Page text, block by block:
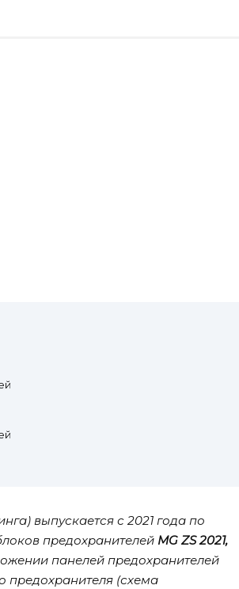
выпускается с 2021 года по
предохранителей MG ZS 2021,
панелей предохранителей
предохранителя (схема